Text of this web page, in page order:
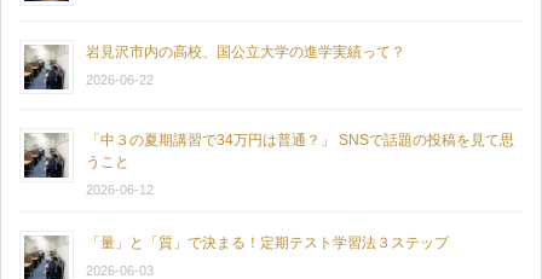
岩見沢市内の高校、国公立大学の進学実績って？
2026-06-22
「中３の夏期講習で34万円は普通？」 SNSで話題の投稿を見て思
うこと
2026-06-12
「量」と「質」で決まる！定期テスト学習法３ステップ
2026-06-03